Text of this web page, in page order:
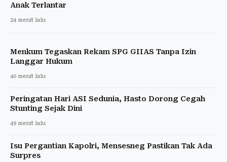
Anak Terlantar
24 menit lalu
Menkum Tegaskan Rekam SPG GIIAS Tanpa Izin
Langgar Hukum
40 menit lalu
Peringatan Hari ASI Sedunia, Hasto Dorong Cegah
Stunting Sejak Dini
49 menit lalu
Isu Pergantian Kapolri, Mensesneg Pastikan Tak Ada
Surpres